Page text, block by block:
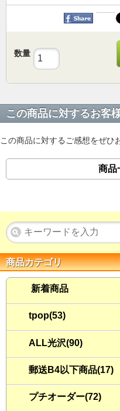
数量
この商品に対するお客
この商品に対するご感想をぜひ
商品
商品カテゴリ
新着商品
tpop(53)
ALL光沢(90)
郵送B4以下商品(17)
プチオーダー(72)